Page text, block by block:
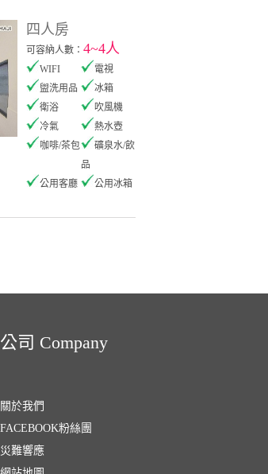
四人房
可容納人數： 4~4人
WIFI
電視
盥洗用品
冰箱
衛浴
吹風機
冷氣
熱水壺
咖啡/茶包
礦泉水/飲
品
公用客廳
公用冰箱
公司 Company
關於我們
FACEBOOK粉絲團
災難響應